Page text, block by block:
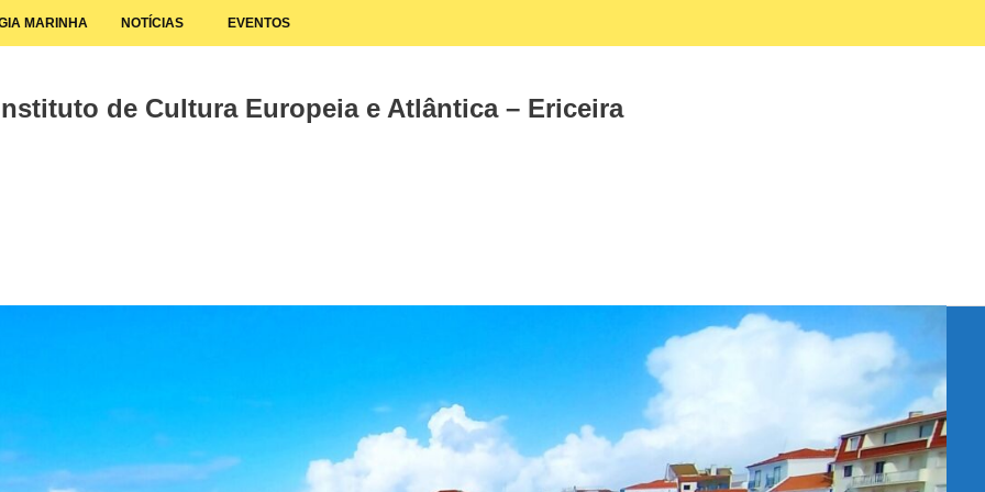
MARINHA NOTÍCIAS EVENTOS
de Cultura Europeia e Atlântica – Ericeira